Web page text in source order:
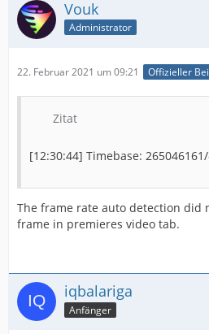
Vouk
Administrator
22. Februar 2021 um 09:21 Offizieller
Zitat
[12:30:44] Timebase:
The frame rate auto detection did
frame in premieres video tab.
iqbalariga
Anfänger